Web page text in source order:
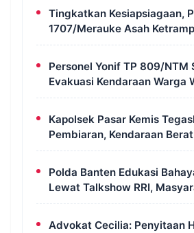
Tingkatkan Kesiapsiagaan,
1707/Merauke Asah
Petugas Damkar
Personel Yonif TP 809/NTM
Evakuasi Kendaraan Warga
Terperosok ke Jurang
Kapolsek Pasar Kemis
Pembiaran, Kendaraan
Bahu Jalan Langsung
Polda Banten Edukasi
Lewat Talkshow RRI,
Diingatkan Ancaman
Advokat Cecilia: Penyitaan